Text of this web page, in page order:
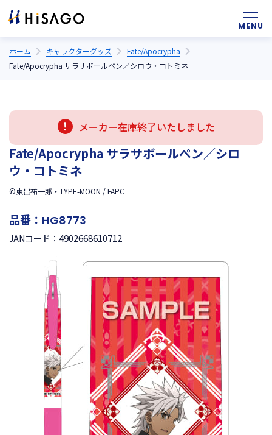
ホーム キャラクターグッズ
Fate/Apocrypha
Fate/Apocrypha サラサボールペン／シロウ・コトミネ
メーカー在庫終了いたしました
Fate/Apocrypha サラサボールペン／シロ
ウ・コトミネ
©東出祐一郎・TYPE-MOON / FAPC
品番： HG8773
JANコード： 4902668610712